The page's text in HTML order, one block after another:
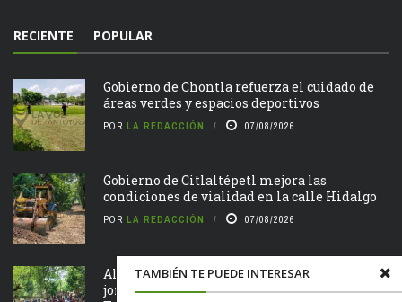
TAMBIÉN TE PUEDE INTERESAR
RECIENTE POPULAR
Gobierno de Chontla refuerza el cuidado de
áreas verdes y espacios deportivos
POR LA REDACCIÓN 07/08/2026
Gobierno de Citlaltépetl mejora las
condiciones de vialidad en la calle Hidalgo
POR LA REDACCIÓN 07/08/2026
Alcalde Roberto San Román encabeza
jornada de Tequio en el Parque Ecológico de